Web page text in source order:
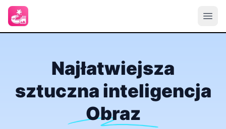
Najłatwiejsza
sztuczna inteligencja
Obraz